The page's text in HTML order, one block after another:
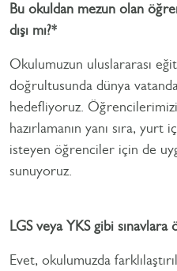
Bu okuldan mezun olan
dışı mı?*
Okulumuzun uluslararası
doğrultusunda dünya
hedefliyoruz.
hazırlamanın yanı sıra,
isteyen öğrenciler için de
sunuyoruz.
LGS veya YKS gibi
Evet, okulumuzda